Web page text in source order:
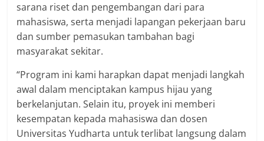
sarana riset dan pengembangan dari para
mahasiswa, serta menjadi lapangan pekerjaan baru
dan sumber pemasukan tambahan bagi
masyarakat sekitar.
“Program ini kami harapkan dapat menjadi langkah
awal dalam menciptakan kampus hijau yang
berkelanjutan. Selain itu, proyek ini memberi
kesempatan kepada mahasiswa dan dosen
Universitas Yudharta untuk terlibat langsung dalam